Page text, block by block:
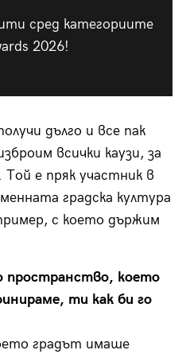
сред категориите
2026!
дълго и все пак
всички каузи, за
е пряк участник в
градска култура
с което държим
пространство, което
ти как би го
градът имаше